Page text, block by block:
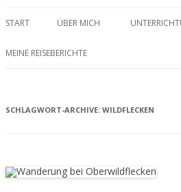
START ÜBER MICH
MEINE REISEBERICHTE
MEIN SCHWARZWALD URLAUB
SCHLAGWORT-ARCHIVE: WILDFLECKEN